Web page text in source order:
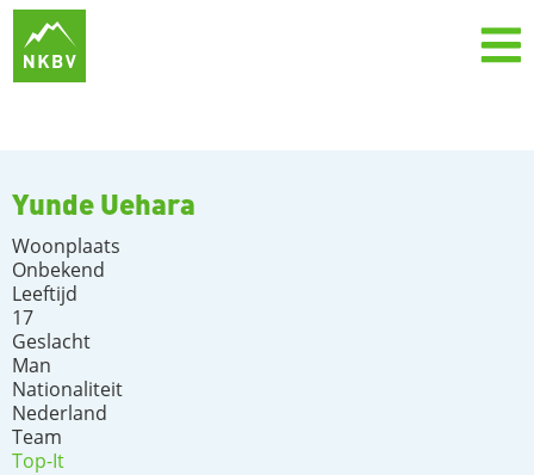
Yunde Uehara
Woonplaats
Onbekend
Leeftijd
17
Geslacht
Man
Nationaliteit
Nederland
Team
Top-It